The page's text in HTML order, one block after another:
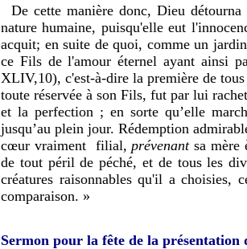
De cette manière donc, Dieu
nature humaine, puisqu'elle eut
acquit; en suite de quoi, comme un
ce Fils de l'amour éternel ayant ainsi
XLIV,10), c'est‑à­-dire la première de
toute réservée à son Fils, fut par lui
et la perfection ; en sorte qu’elle
jusqu’au plein jour. Rédemption
cœur vraiment filial,prévenantsa mère
de tout péril de péché, et de tous les
créatures raisonnables qu'il a choisies,
comparaison. »
Sermon pour la fête de la présentation